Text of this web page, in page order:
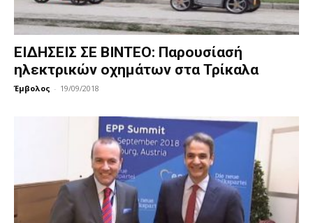
ΕΙΔΗΣΕΙΣ ΣΕ ΒΙΝΤΕΟ: Παρουσίασή
ηλεκτρικών οχημάτων στα Τρίκαλα
Έμβολος - 19/09/2018